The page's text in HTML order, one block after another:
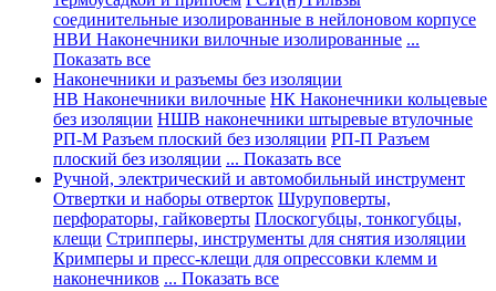
соединительные изолированные в нейлоновом корпусе
НВИ Наконечники вилочные изолированные ...
Показать все
Наконечники и разъемы без изоляции
НВ Наконечники вилочные НК Наконечники кольцевые
без изоляции НШВ наконечники штыревые втулочные
РП-М Разъем плоский без изоляции РП-П Разъем
плоский без изоляции ... Показать все
Ручной, электрический и автомобильный инструмент
Отвертки и наборы отверток Шуруповерты,
перфораторы, гайковерты Плоскогубцы, тонкогубцы,
клещи Стрипперы, инструменты для снятия изоляции
Кримперы и пресс-клещи для опрессовки клемм и
наконечников ... Показать все